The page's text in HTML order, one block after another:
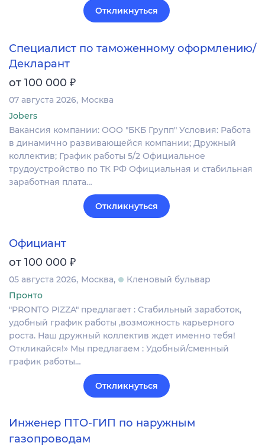
Откликнуться
Специалист по таможенному оформлению/
Декларант
от 100 000 ₽
07 августа 2026 Москва
Jobers
Вакансия компании: ООО "БКБ Групп" Условия: Работа
в динамично развивающейся компании; Дружный
коллектив; График работы 5/2 Официальное
трудоустройство по ТК РФ Официальная и стабильная
заработная плата…
Откликнуться
Официант
от 100 000 ₽
05 августа 2026 Москва
Кленовый бульвар
Пронто
"PRONTO PIZZA" предлагает : Стабильный заработок,
удобный график работы ,возможность карьерного
роста. Наш дружный коллектив ждет именно тебя!
Откликайся!» Мы предлагаем : Удобный/сменный
график работы…
Откликнуться
Инженер ПТО-ГИП по наружным
газопроводам